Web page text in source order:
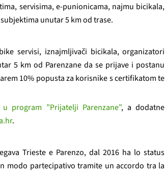
servisima, e-punionicama, najmu bicikala,
unutar 5 km od trase.
servisi, iznajmljivači bicikala, organizatori
5 km od Parenzane da se prijave i postanu
10% popusta za korisnike s certifikatom te
program ”Prijatelji Parenzane”, a dodatne
.
Trieste e Parenzo, dal 2016 ha lo status
modo partecipativo tramite un accordo tra la